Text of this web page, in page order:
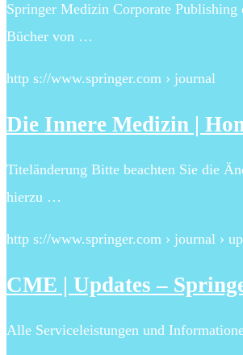
Springer Medizin Corporate
Bücher von …
http s://www.springer.com › journal
Die Innere Medizin |
Titeländerung Bitte beachten Sie die
hierzu …
http s://www.springer.com › journal ›
CME | Updates –
Alle Serviceleistungen und